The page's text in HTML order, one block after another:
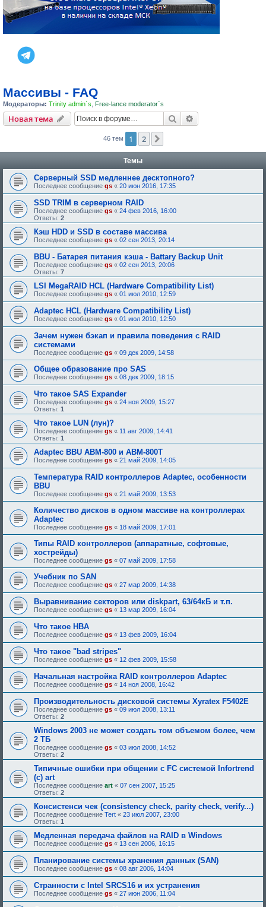
Массивы - FAQ
Модераторы: Trinity admin`s Free-lance moderator`s
Новая тема Поиск
46 тем 1 2
Темы
Серверный SSD медленнее десктопного?
Последнее сообщение gs « 20 июн 2016, 17:35
SSD TRIM в серверном RAID
Последнее сообщение gs « 24 фев 2016, 16:00
Ответы: 2
Кэш HDD и SSD в составе массива
Последнее сообщение gs « 02 сен 2013, 20:14
BBU - Батарея питания кэша - Battary Backup Unit
Последнее сообщение gs « 02 сен 2013, 20:06
Ответы: 7
LSI MegaRAID HCL (Hardware Compatibility List)
Последнее сообщение gs « 01 июл 2010, 12:59
Adaptec HCL (Hardware Compatibility List)
Последнее сообщение gs « 01 июл 2010, 12:50
Зачем нужен бэкап и правила поведения с RAID
системами
Последнее сообщение gs « 09 дек 2009, 14:58
Общее образование про SAS
Последнее сообщение gs « 08 дек 2009, 18:15
Что такое SAS Expander
Последнее сообщение gs « 24 ноя 2009, 15:27
Ответы: 1
Что такое LUN (лун)?
Последнее сообщение gs « 11 авг 2009, 14:41
Ответы: 1
Adaptec BBU ABM-800 и ABM-800T
Последнее сообщение gs « 21 май 2009, 14:05
Температура RAID контроллеров Adaptec, особенности
BBU
Последнее сообщение gs « 21 май 2009, 13:53
Количество дисков в одном массиве на контроллерах
Adaptec
Последнее сообщение gs « 18 май 2009, 17:01
Типы RAID контроллеров (аппаратные, софтовые,
хострейды)
Последнее сообщение gs « 07 май 2009, 17:58
Учебник по SAN
Последнее сообщение gs « 27 мар 2009, 14:38
Выравнивание секторов или diskpart, 63/64кБ и т.п.
Последнее сообщение gs « 13 мар 2009, 16:04
Что такое HBA
Последнее сообщение gs « 13 фев 2009, 16:04
Что такое "bad stripes"
Последнее сообщение gs « 12 фев 2009, 15:58
Начальная настройка RAID контроллеров Adaptec
Последнее сообщение gs « 14 ноя 2008, 16:42
Производительность дисковой системы Xyratex F5402E
Последнее сообщение gs « 09 июл 2008, 13:11
Ответы: 2
Windows 2003 не может создать том объемом более, чем
2 ТБ
Последнее сообщение gs « 03 июл 2008, 14:52
Ответы: 2
Типичные ошибки при общении с FC системой Infortrend
(c) art
Последнее сообщение art « 07 сен 2007, 15:25
Ответы: 2
Консистенси чек (consistency check, parity check, verify...)
Последнее сообщение Tert « 23 июл 2007, 23:00
Ответы: 1
Медленная передача файлов на RAID в Windows
Последнее сообщение gs « 13 сен 2006, 16:15
Планирование системы хранения данных (SAN)
Последнее сообщение gs « 08 авг 2006, 14:04
Странности с Intel SRCS16 и их устранения
Последнее сообщение gs « 27 июн 2006, 11:04